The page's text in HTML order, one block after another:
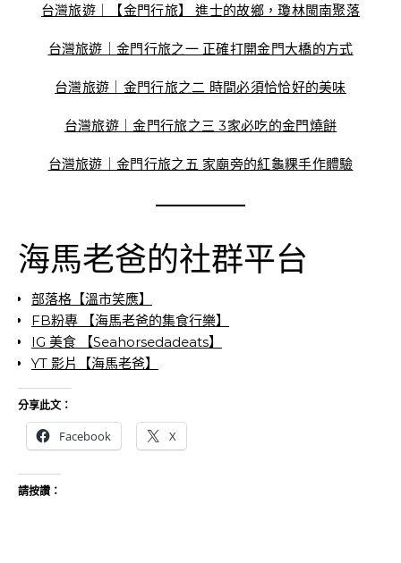
台灣旅遊｜【金門行旅】 進士的故鄉，瓊林閩南聚落
台灣旅遊｜金門行旅之一 正確打開金門大橋的方式
台灣旅遊｜金門行旅之二 時間必須恰恰好的美味
台灣旅遊｜金門行旅之三 3家必吃的金門燒餅
台灣旅遊｜金門行旅之五 家廟旁的紅龜粿手作體驗
海馬老爸的社群平台
部落格【溫市笑應】
FB粉專 【海馬老爸的集食行樂】
IG 美食 【Seahorsedadeats】
YT 影片【海馬老爸】
分享此文：
Facebook X
請按讚：